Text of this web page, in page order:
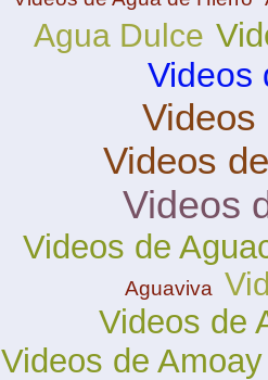
Agua Dulce
Videos
Videos
Videos
Videos
Videos de
Aguaviva
Videos de
Videos de Amoay